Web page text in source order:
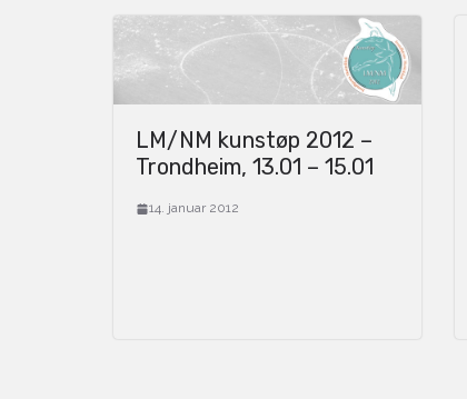
LM/NM kunstøp 2012 –
Trondheim, 13.01 – 15.01
14. januar 2012